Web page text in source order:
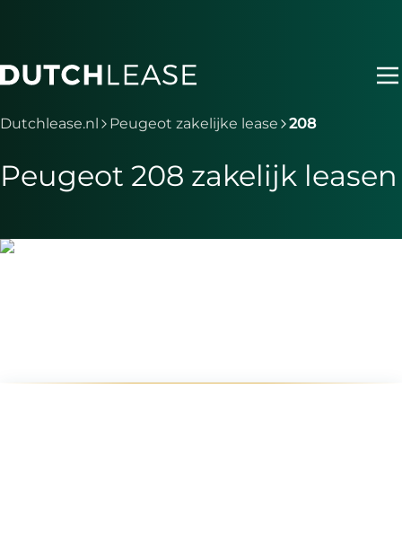
Je bent nu voorbij het hoofdmenu
Dutchlease.nl Peugeot zakelijke lease 208
Peugeot 208 zakelijk leasen